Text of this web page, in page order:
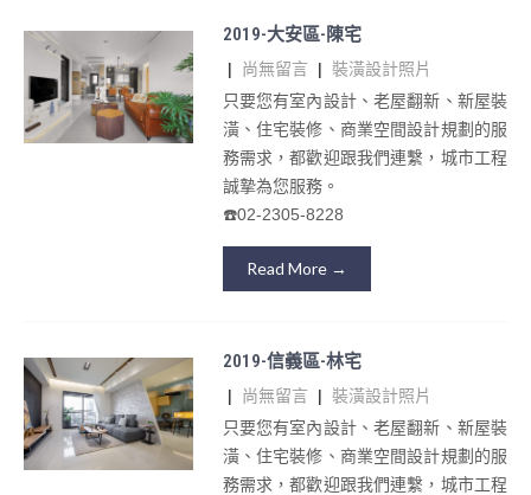
2019-大安區-陳宅
| 尚無留言 | 裝潢設計照片
只要您有室內設計、老屋翻新、新屋裝
潢、住宅裝修、商業空間設計規劃的服
務需求，都歡迎跟我們連繫，城市工程
誠摯為您服務。
☎️02-2305-8228
Read More →
2019-信義區-林宅
| 尚無留言 | 裝潢設計照片
只要您有室內設計、老屋翻新、新屋裝
潢、住宅裝修、商業空間設計規劃的服
務需求，都歡迎跟我們連繫，城市工程